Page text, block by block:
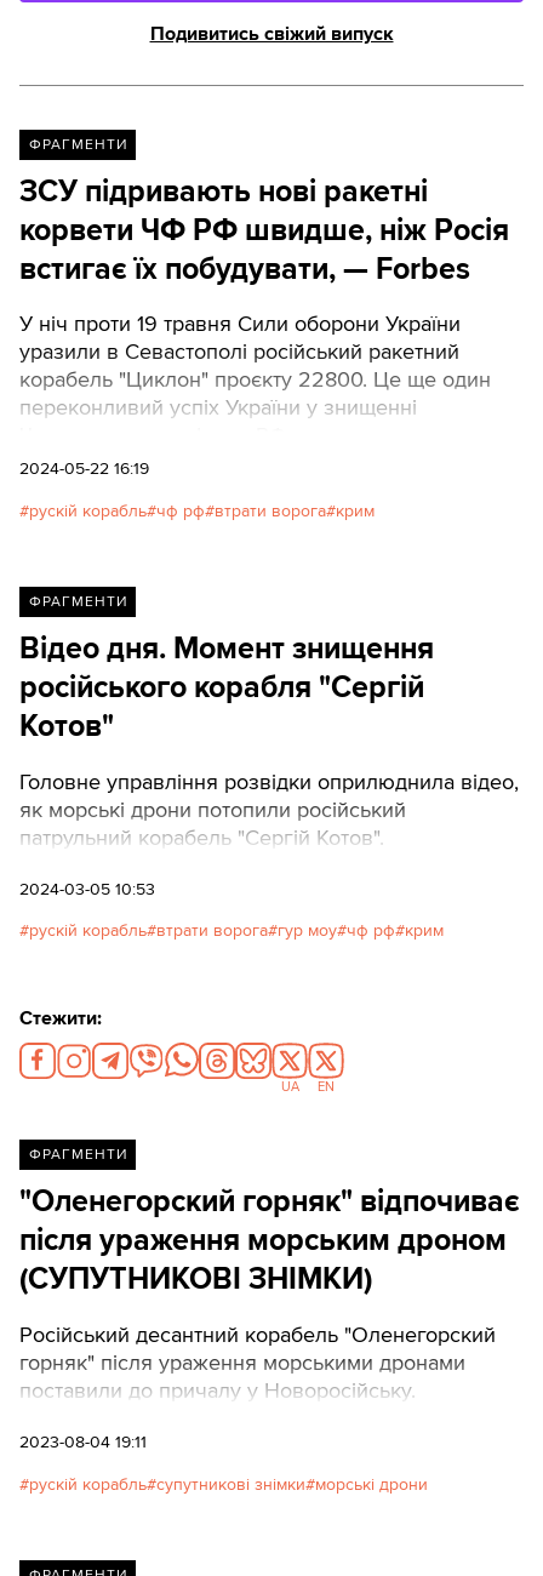
Подивитись свіжий випуск
ФРАГМЕНТИ
ЗСУ підривають нові ракетні
корвети ЧФ РФ швидше, ніж Росія
встигає їх побудувати, — Forbes
У ніч проти 19 травня Сили оборони України
уразили в Севастополі російський ракетний
корабель "Циклон" проєкту 22800. Це ще один
переконливий успіх України у знищенні
2024-05-22 16:19
рускій корабль чф рф втрати ворога крим
ФРАГМЕНТИ
Відео дня. Момент знищення
російського корабля "Сергій
Котов"
Головне управління розвідки оприлюднила відео,
як морські дрони потопили російський
патрульний корабель "Сергій Котов".
2024-03-05 10:53
рускій корабль втрати ворога гур моу чф рф крим
Стежити:
UA EN
ФРАГМЕНТИ
"Оленегорский горняк" відпочиває
після ураження морським дроном
(СУПУТНИКОВІ ЗНІМКИ)
Російський десантний корабель "Оленегорский
горняк" після ураження морськими дронами
поставили до причалу у Новоросійську.
2023-08-04 19:11
рускій корабль супутникові знімки морські дрони